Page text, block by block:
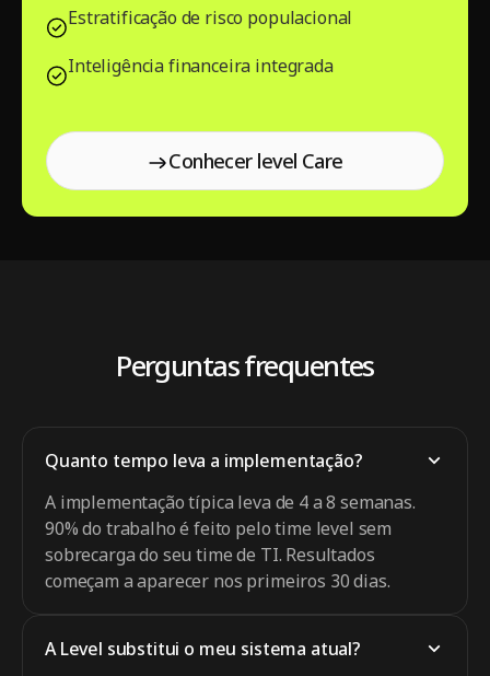
Estratificação de risco populacional
Inteligência financeira integrada
Conhecer level Care
Conhecer level
Care
Perguntas frequentes
Quanto tempo leva a implementação?
A implementação típica leva de 4 a 8 semanas.
90% do trabalho é feito pelo time level sem
sobrecarga do seu time de TI. Resultados
começam a aparecer nos primeiros 30 dias.
A Level substitui o meu sistema atual?